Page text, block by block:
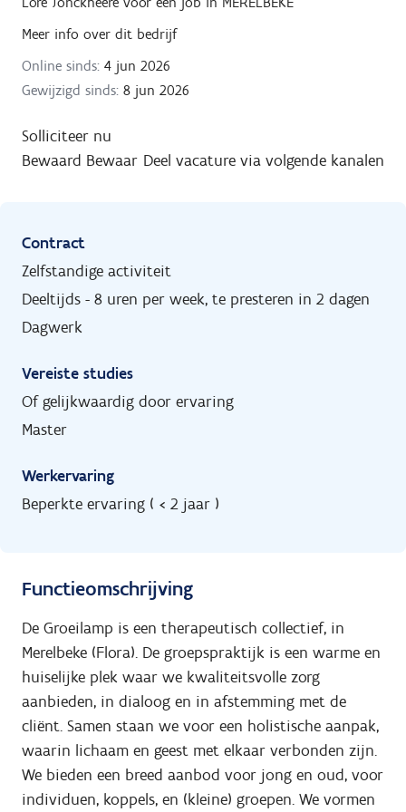
Meer info over dit bedrijf
Online sinds: 4 jun 2026
Gewijzigd sinds: 8 jun 2026
Solliciteer nu
Bewaard Bewaar Deel vacature via volgende kanalen
Contract
Zelfstandige activiteit
Deeltijds - 8 uren per week, te presteren in 2 dagen
Dagwerk
Vereiste studies
Of gelijkwaardig door ervaring
Master
Werkervaring
Beperkte ervaring ( < 2 jaar )
Functieomschrijving
De Groeilamp is een therapeutisch collectief, in
Merelbeke (Flora). De groepspraktijk is een warme en
huiselijke plek waar we kwaliteitsvolle zorg
aanbieden, in dialoog en in afstemming met de
cliënt. Samen staan we voor een holistische aanpak,
waarin lichaam en geest met elkaar verbonden zijn.
We bieden een breed aanbod voor jong en oud, voor
individuen, koppels, en (kleine) groepen. We vormen